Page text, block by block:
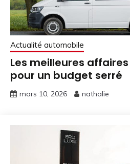
Actualité automobile
Les meilleures
pour un budget serré
mars 10, 2026 nathalie